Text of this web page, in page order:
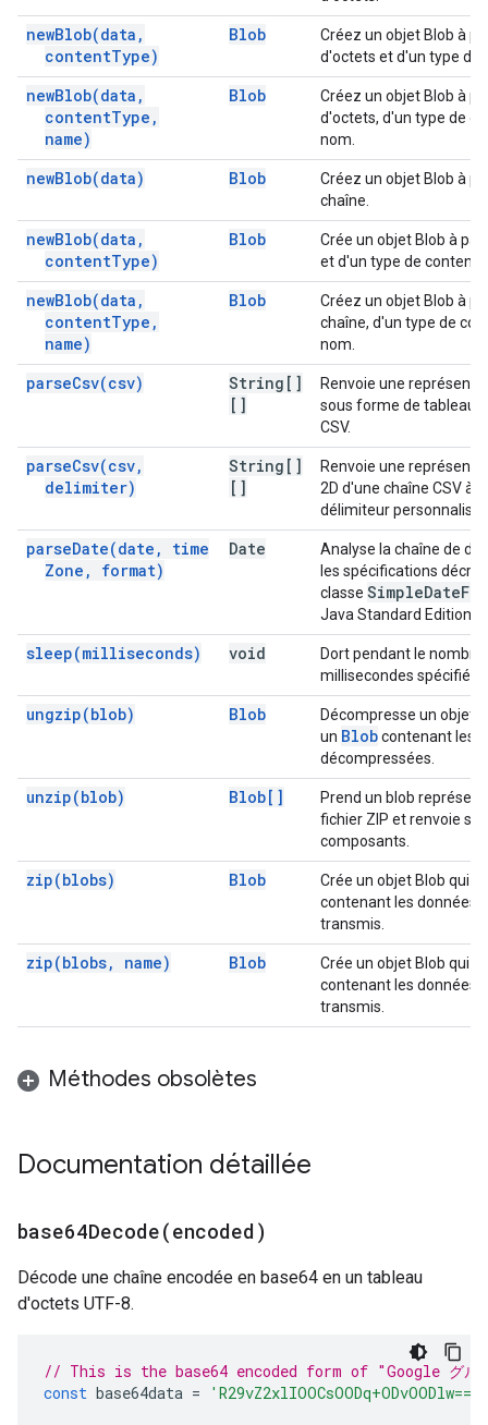
newBlob(data ,
contentType)
Blob
Créez un objet Blob à
d'octets et d'un type de
newBlob(data ,
contentType ,
name)
Blob
Créez un objet Blob à
d'octets, d'un type de
nom.
newBlob(data) Blob
Créez un objet Blob à
chaîne.
newBlob(data ,
contentType)
Blob
Crée un objet Blob à
et d'un type de contenu.
newBlob(data ,
contentType ,
name)
Blob
Créez un objet Blob à
chaîne, d'un type de
nom.
parseCsv(csv)
String[]
[]
Renvoie une
sous forme de tableau
CSV.
parseCsv(csv,
delimiter)
String[]
[]
Renvoie une
2D d'une chaîne CSV à
délimiteur personnalisé.
parseDate(date ,
time
Zone , format)
Date
Analyse la chaîne de
les spécifications
classe SimpleDate
Java Standard Edition.
sleep(milliseconds) void
Dort pendant le nombre
millisecondes spécifié.
ungzip(blob) Blob Décompresse un objet
un Blobcontenant les
décompressées.
unzip(blob) Blob[]
Prend un blob
fichier ZIP et renvoie
composants.
zip(blobs) Blob
Crée un objet Blob qui
contenant les données
transmis.
zip(blobs, name) Blob
Crée un objet Blob qui
contenant les données
transmis.
Méthodes obsolètes
Documentation détaillée
base64Decode(encoded)
Décode une chaîne encodée en base64 en un tableau
d'octets UTF-8.
// This is the base64 encoded form of "Google グル
const base64data = 'R29vZ2xlIOOCsOODq+ODvOODlw=='